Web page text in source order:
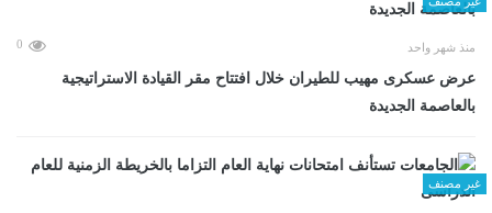
منذ شهر واحد 0
عرض عسكرى مهيب للطيران خلال افتتاح مقر القيادة الاستراتيجية
بالعاصمة الجديدة
غير مصنف